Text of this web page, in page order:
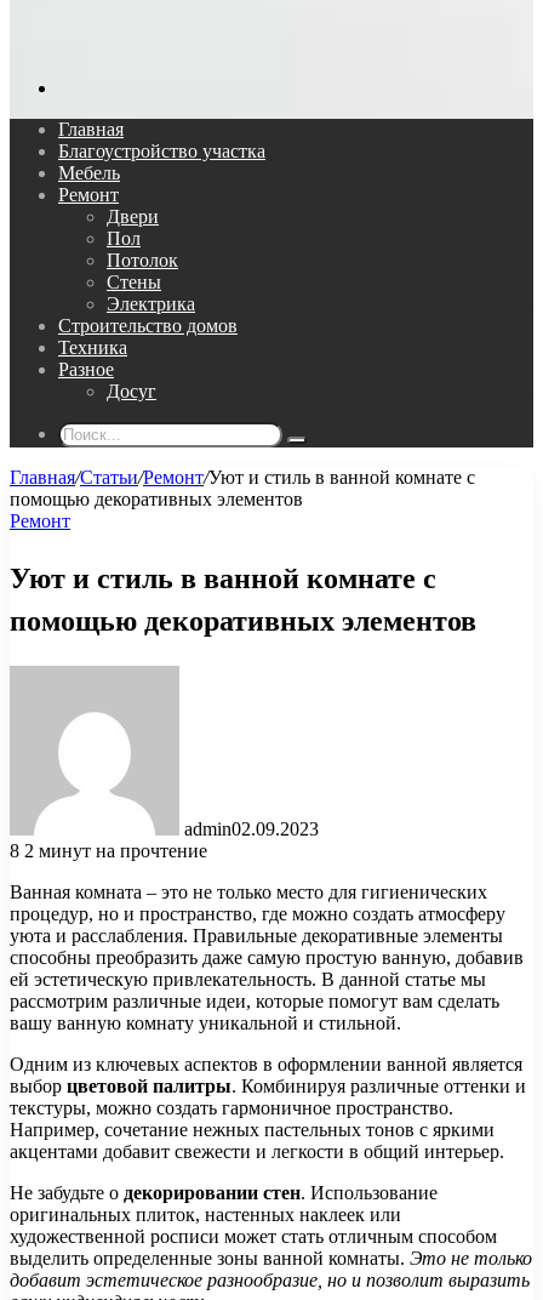
Главная
Благоустройство участка
Мебель
Ремонт
Двери
Пол
Потолок
Стены
Электрика
Строительство домов
Техника
Разное
Досуг
Поиск...
Главная/Статьи/Ремонт/Уют и стиль в ванной комнате с
помощью декоративных элементов
Ремонт
Уют и стиль в ванной комнате с
помощью декоративных элементов
admin02.09.2023
8 2 минут на прочтение
Ванная комната – это не только место для гигиенических
процедур, но и пространство, где можно создать атмосферу
уюта и расслабления. Правильные декоративные элементы
способны преобразить даже самую простую ванную, добавив
ей эстетическую привлекательность. В данной статье мы
рассмотрим различные идеи, которые помогут вам сделать
вашу ванную комнату уникальной и стильной.
Одним из ключевых аспектов в оформлении ванной является
выбор цветовой палитры. Комбинируя различные оттенки и
текстуры, можно создать гармоничное пространство.
Например, сочетание нежных пастельных тонов с яркими
акцентами добавит свежести и легкости в общий интерьер.
Не забудьте о декорировании стен. Использование
оригинальных плиток, настенных наклеек или
художественной росписи может стать отличным способом
выделить определенные зоны ванной комнаты. Это не только
добавит эстетическое разнообразие, но и позволит выразить